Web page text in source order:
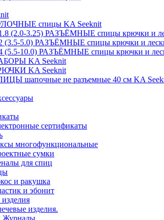
спицы KA Seeknit
(2.0-3.25) РАЗЪЁМНЫЕ спицы крючки и
(3.5-5.0) РАЗЪЁМНЫЕ спицы крючки и
(5.5-10.0) РАЗЪЁМНЫЕ спицы крючки и
KA Seeknit
KA Seeknit
шапочные не разъемные 40 см KA
сертификаты
многофункциональные
сумки
для спиц
и ракушка
и эбонит
изделия.
Журналы